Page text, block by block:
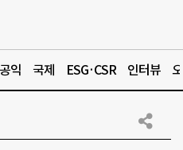
공익 국제 ESG·CSR 인터뷰